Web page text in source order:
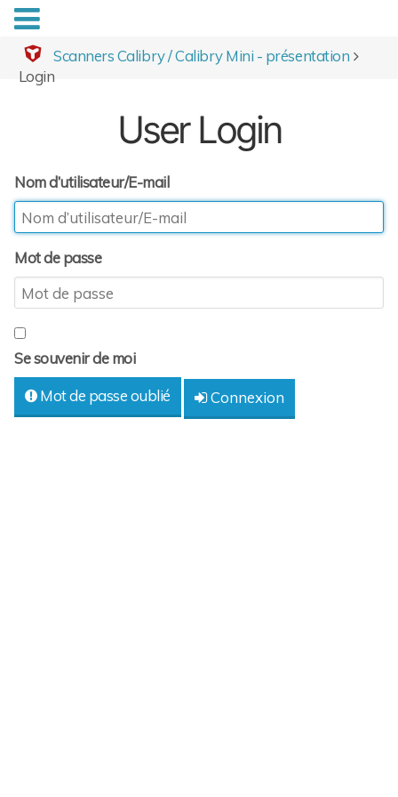
Scanners Calibry / Calibry Mini - présentation
Login
User Login
Nom d’utilisateur/E-mail
Mot de passe
Se souvenir de moi
Mot de passe oublié
Connexion